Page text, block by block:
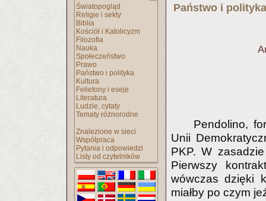
Światopogląd
Religie i sekty
Biblia
Kościół i Katolicyzm
Filozofia
Nauka
Społeczeństwo
Prawo
Państwo i polityka
Kultura
Felietony i eseje
Literatura
Ludzie, cytaty
Tematy różnorodne
Znalezione w sieci
Współpraca
Pytania i odpowiedzi
Listy od czytelników
Państwo i polityka
Pendolino,
Unii
PKP. W
Pierwszy
wówczas dzięki
miałby po czym